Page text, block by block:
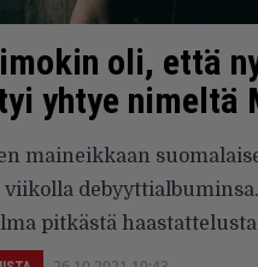
oli, että
yhtye nimeltä
maineikkaan
pitkästä haastattelusta